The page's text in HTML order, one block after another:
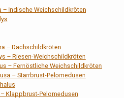
– Indische Weichschildkröten
– Dachschildkröten
– Riesen-Weichschildkröten
– Fernöstliche Weichschildkröten
– Starrbrust-Pelomedusen
Klappbrust-Pelomedusen